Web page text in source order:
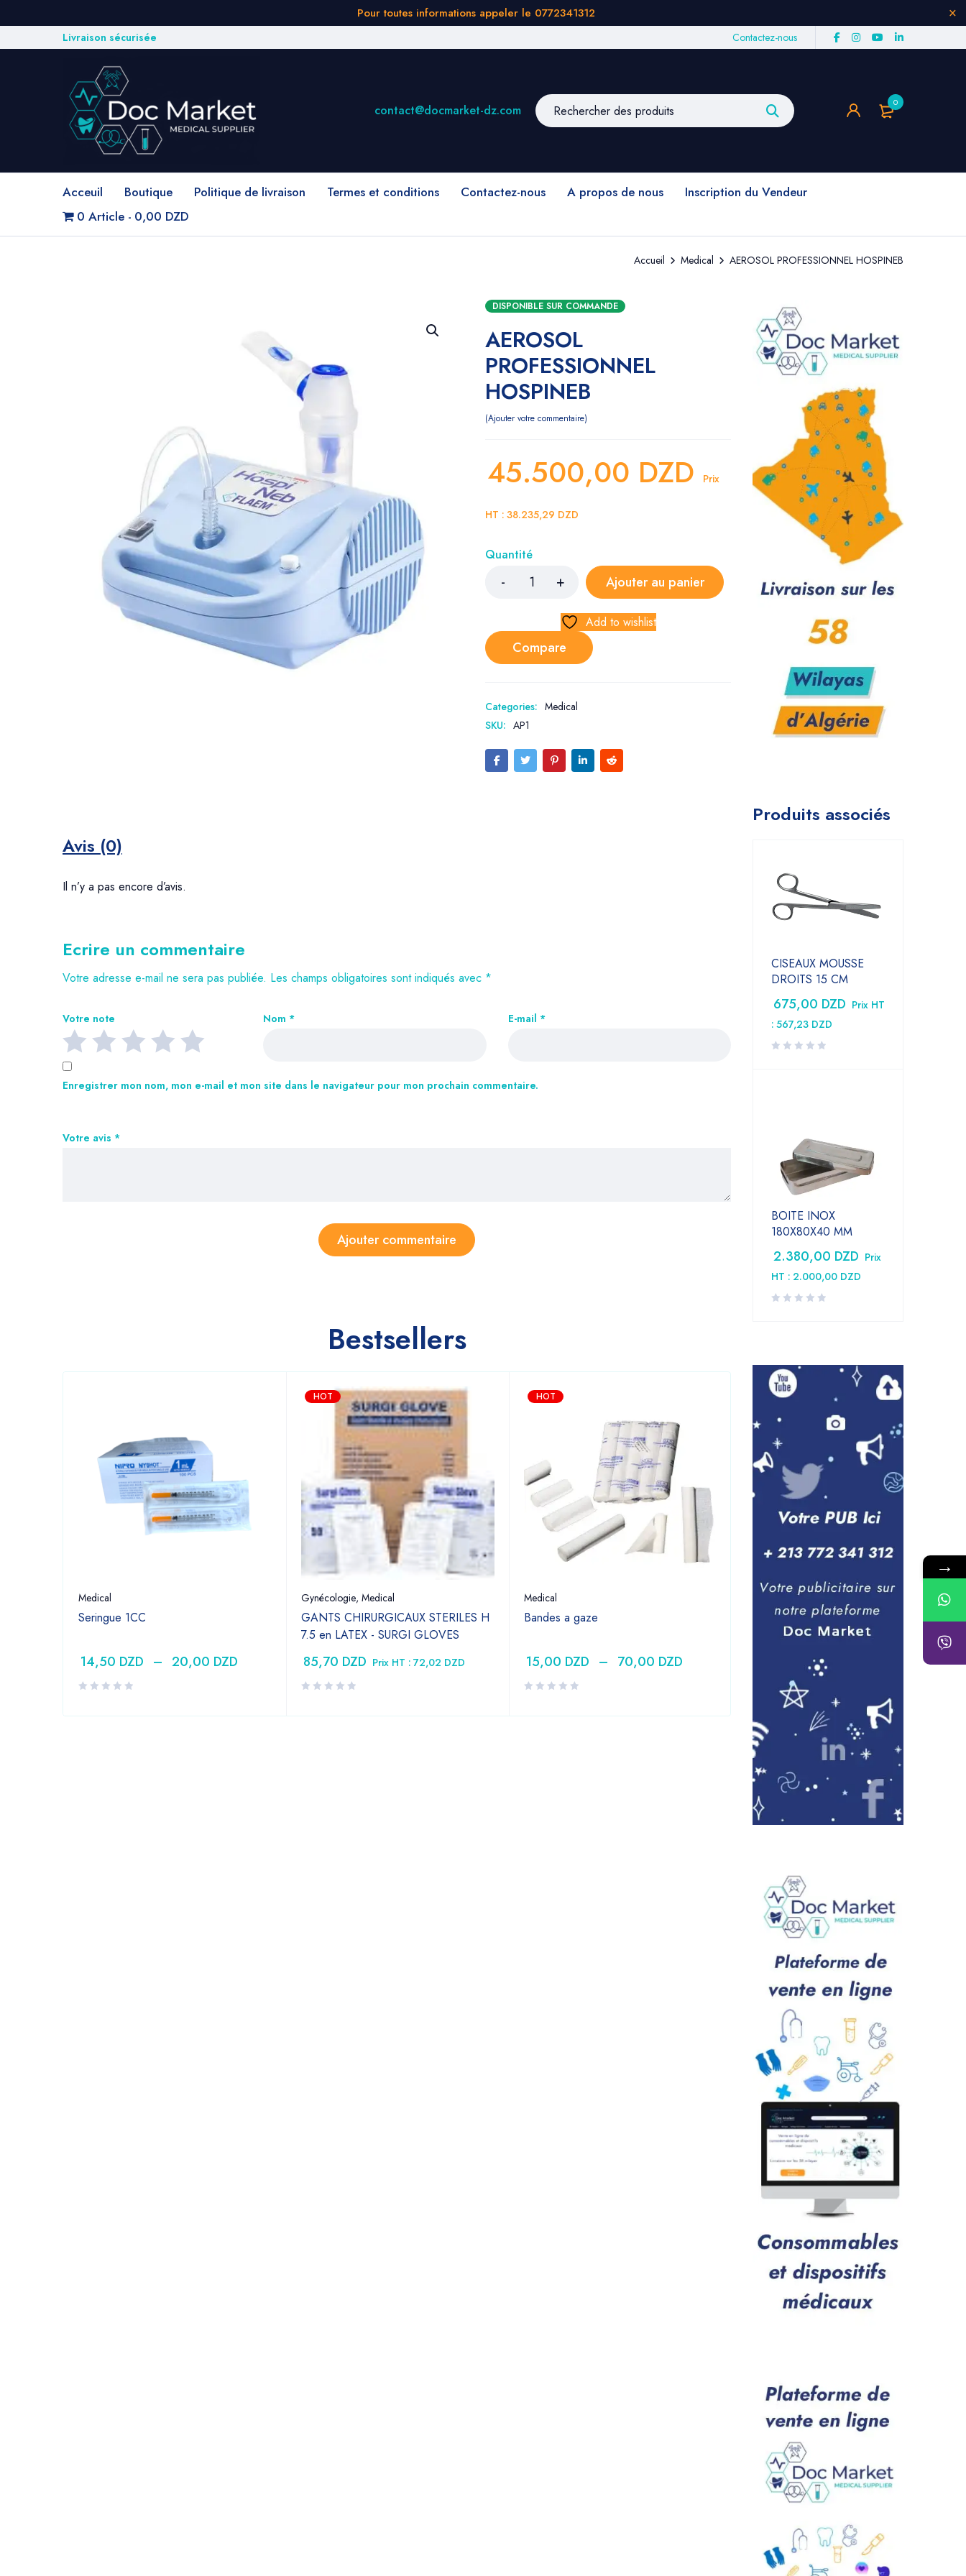
Pour toutes informations appeler le 0772341312
Livraison sécurisée Contactez-nous
0
contact@docmarket-dz.com
Acceuil Boutique Politique de livraison Termes et conditions Contactez-nous A propos de nous
Inscription du Vendeur
0 Article
0,00 DZD
Accueil Medical AEROSOL PROFESSIONNEL HOSPINEB
DISPONIBLE SUR COMMANDE
AEROSOL
PROFESSIONNEL
HOSPINEB
Ajouter votre commentaire
45.500,00 DZD Prix
HT : 38.235,29 DZD
Quantité
Ajouter au panier
Add to wishlist
Compare
Categories: Medical
SKU: AP1
Avis (0)
Il n’y a pas encore d’avis.
Ecrire un commentaire
Votre adresse e-mail ne sera pas publiée. Les champs obligatoires sont indiqués avec *
Votre note
Votre avis *
Nom * E-mail *
Enregistrer mon nom, mon e-mail et mon site dans le navigateur pour mon prochain commentaire.
Bestsellers
Medical
Seringue 1CC
14,50 DZD – 20,00 DZD
HOT
Gynécologie, Medical
GANTS CHIRURGICAUX STERILES H
7.5 en LATEX - SURGI GLOVES
85,70 DZD Prix HT : 72,02 DZD
HOT
Medical
Bandes a gaze
15,00 DZD – 70,00 DZD
,Medical
Seringue 10CC PRONTO
DZDPrix HT :
Produits associés
CISEAUX MOUSSE
DROITS 15 CM
675,00 DZD Prix HT
: 567,23 DZD
BOITE INOX
180X80X40 MM
2.380,00 DZD Prix
HT : 2.000,00 DZD
→